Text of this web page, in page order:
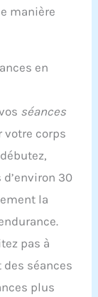
manière
en
séances
votre corps
30
la
pas à
séances
plus